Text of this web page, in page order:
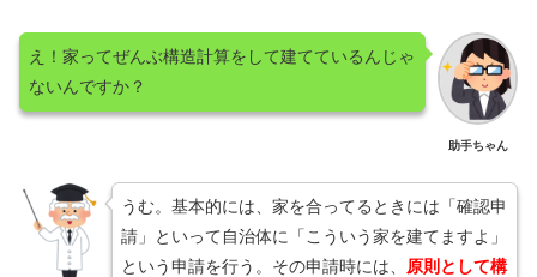
助手ちゃん
え！家ってぜんぶ構造計算をして建てているんじゃ
ないんですか？
うむ。基本的には、家を合ってるときには「確認申
請」といって自治体に「こういう家を建てますよ」
という申請を行う。その申請時には、 原則として構